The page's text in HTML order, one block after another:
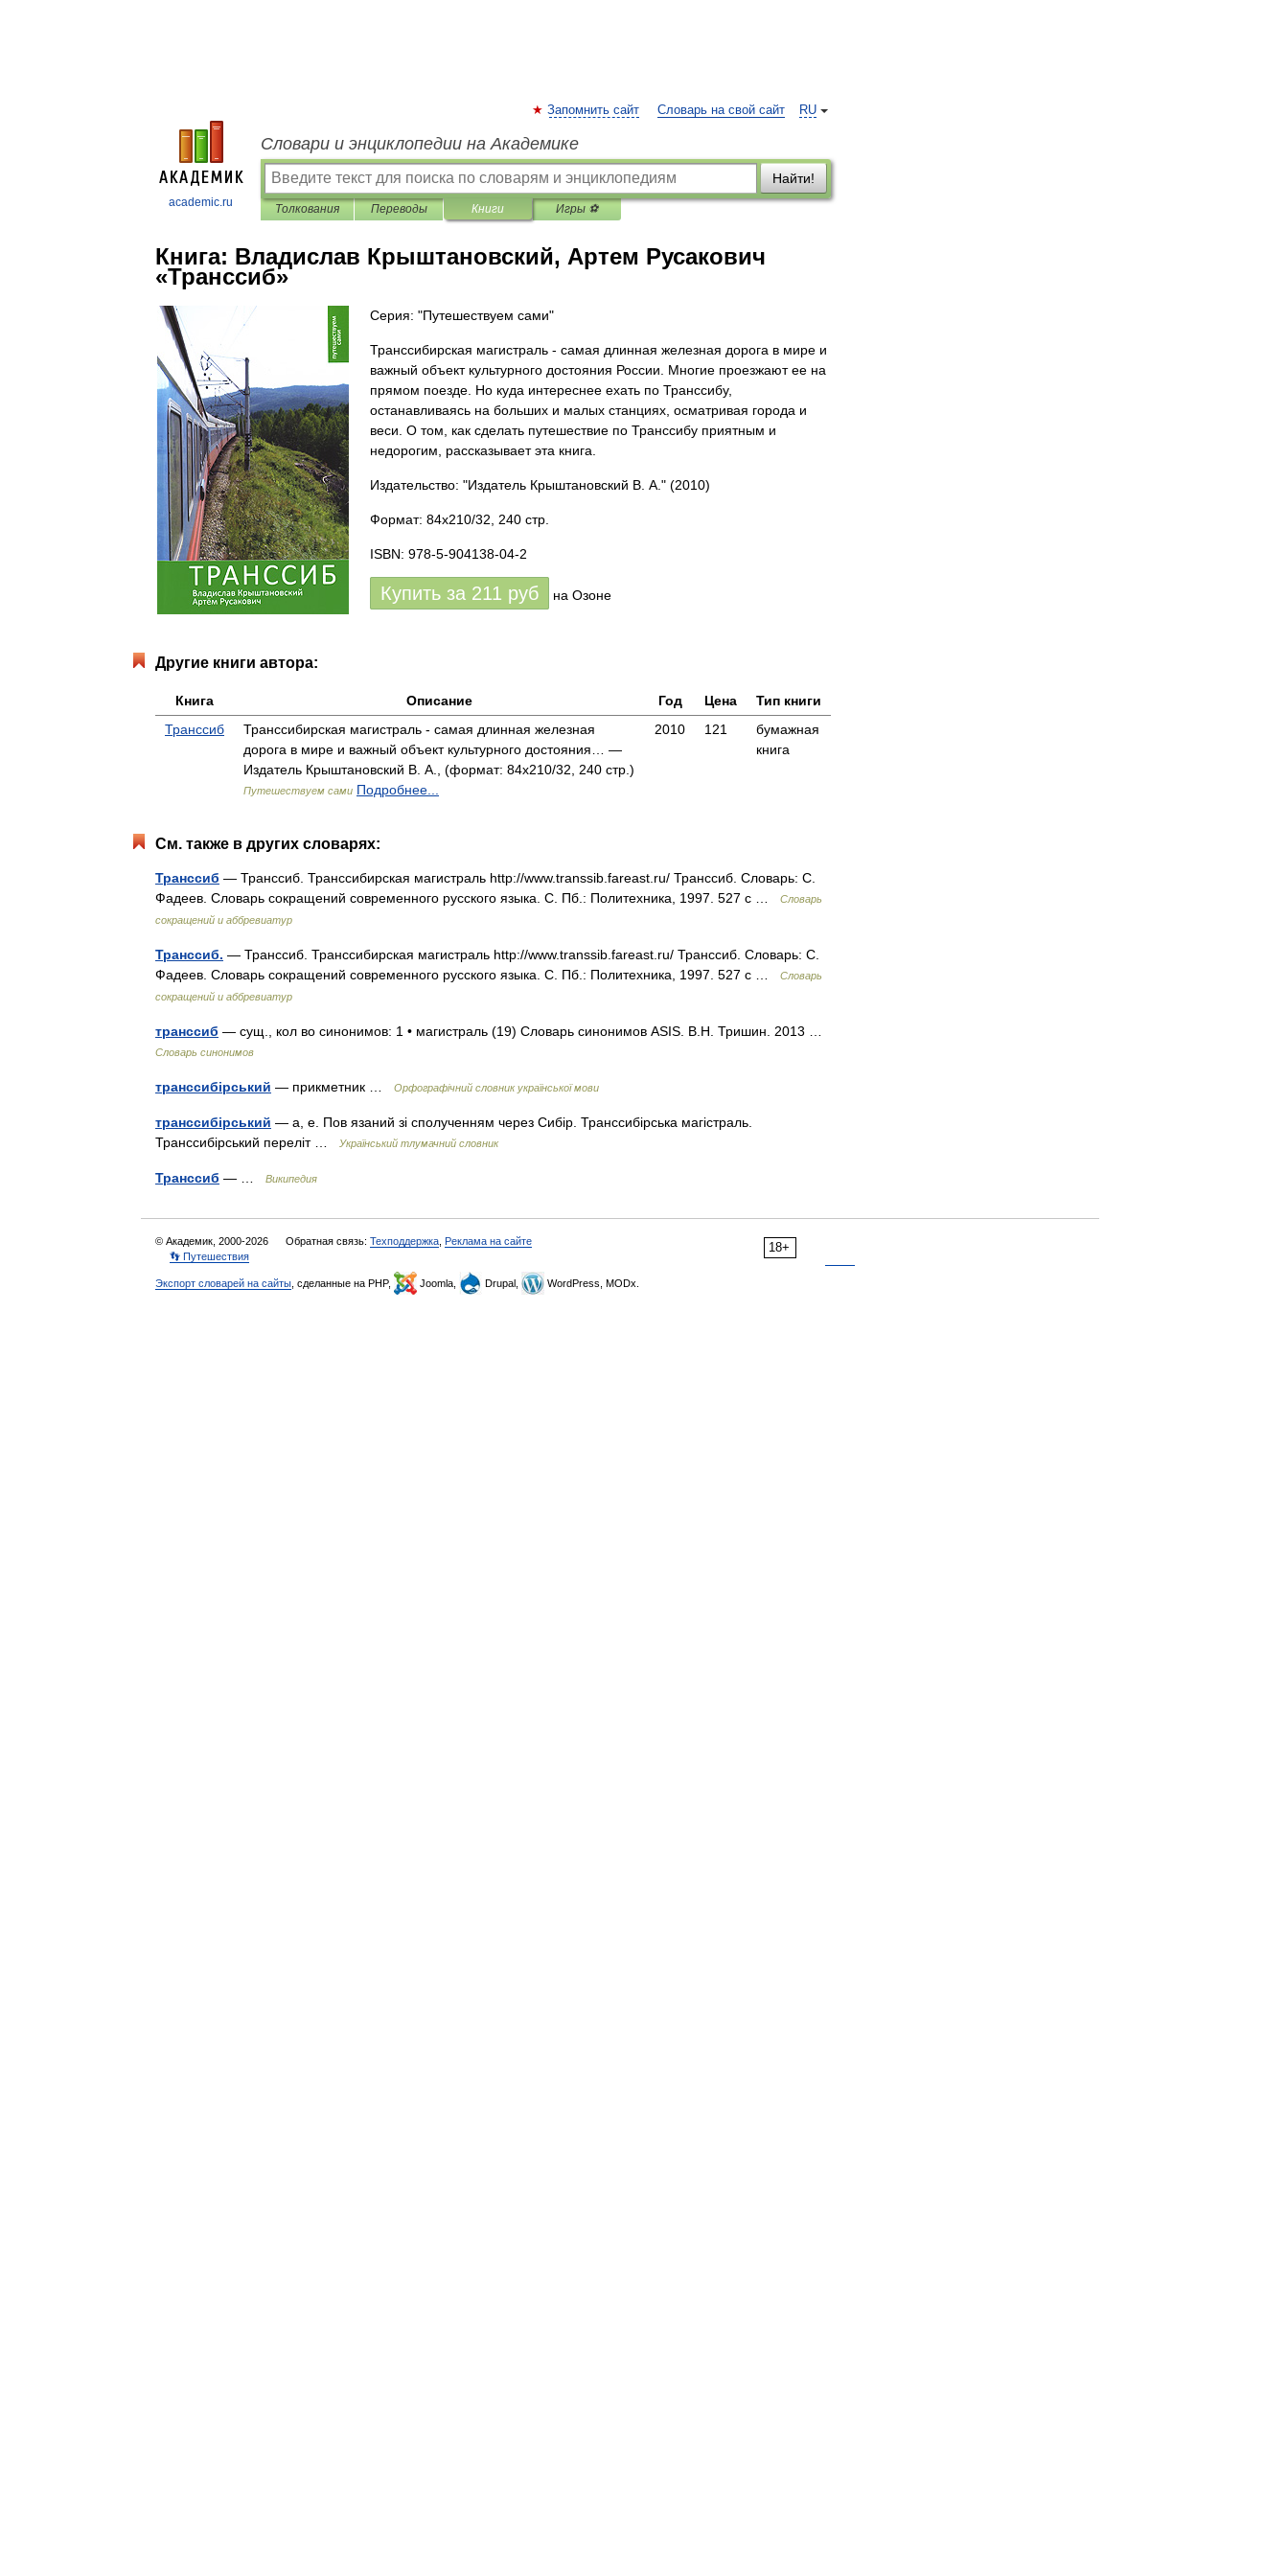
academic.ru
RU
Запомнить сайт Словарь на свой сайт
Словари и энциклопедии на Академике
Найти!
Толкования Переводы Книги Игры ⚽
Книга: Владислав Крыштановский, Артем Русакович
«Транссиб»
Серия: "Путешествуем сами"
Транссибирская магистраль - самая длинная железная дорога в мире и
важный объект культурного достояния России. Многие проезжают ее на
прямом поезде. Но куда интереснее ехать по Транссибу,
останавливаясь на больших и малых станциях, осматривая города и
веси. О том, как сделать путешествие по Транссибу приятным и
недорогим, рассказывает эта книга.
Издательство: "Издатель Крыштановский В. А." (2010)
Формат: 84x210/32, 240 стр.
ISBN: 978-5-904138-04-2
Купить за 211 руб на Озоне
Другие книги автора:
Книга Описание Год Цена
Тип книги
Транссиб
Транссибирская магистраль - самая длинная железная
дорога в мире и важный объект культурного достояния… —
Издатель Крыштановский В. А., (формат: 84x210/32, 240 стр.)
Путешествуем сами Подробнее...
2010 121
бумажная
книга
См. также в других словарях:
Транссиб — Транссиб. Транссибирская магистраль http://www.transsib.fareast.ru/​ Транссиб. Словарь: С.
Фадеев. Словарь сокращений современного русского языка. С. Пб.: Политехника, 1997. 527 с …
Словарь
сокращений и аббревиатур
Транссиб. — Транссиб. Транссибирская магистраль http://www.transsib.fareast.ru/​ Транссиб. Словарь: С.
Фадеев. Словарь сокращений современного русского языка. С. Пб.: Политехника, 1997. 527 с …
Словарь
сокращений и аббревиатур
транссиб — сущ., кол во синонимов: 1 • магистраль (19) Словарь синонимов ASIS. В.Н. Тришин. 2013 …
Словарь синонимов
транссибірський — прикметник … Орфографічний словник української мови
транссибірський — а, е. Пов язаний зі сполученням через Сибір. Транссибірська магістраль.
Транссибірський переліт …
Український тлумачний словник
Транссиб — … Википедия
18+
© Академик, 2000-2026 Обратная связь: Техподдержка Реклама на сайте
👣 Путешествия
Экспорт словарей на сайты , сделанные на PHP, Joomla, Drupal, WordPress, MODx.